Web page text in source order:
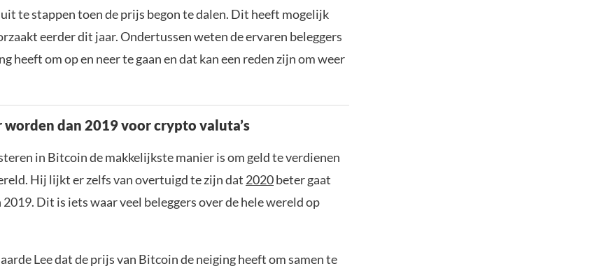
te stappen toen de prijs begon te dalen. Dit heeft mogelijk
eerder dit jaar. Ondertussen weten de ervaren beleggers
heeft om op en neer te gaan en dat kan een reden zijn om weer
dan 2019 voor crypto valuta’s
in Bitcoin de makkelijkste manier is om geld te verdienen
Hij lijkt er zelfs van overtuigd te zijn dat 2020beter gaat
Dit is iets waar veel beleggers over de hele wereld op
Lee dat de prijs van Bitcoin de neiging heeft om samen te